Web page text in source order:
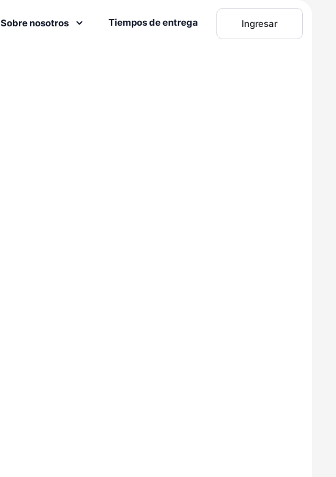
Sobre nosotros Tiempos de entrega Ingresar